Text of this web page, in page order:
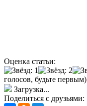
Оценка статьи:
голосов, будьте первым)
Загрузка...
Поделиться с друзьями: